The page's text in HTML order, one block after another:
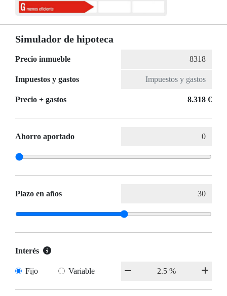
Simulador de hipoteca
Precio inmueble
Impuestos y gastos
Precio + gastos 8.318 €
Ahorro aportado
Plazo en años
Interés
Fijo Variable